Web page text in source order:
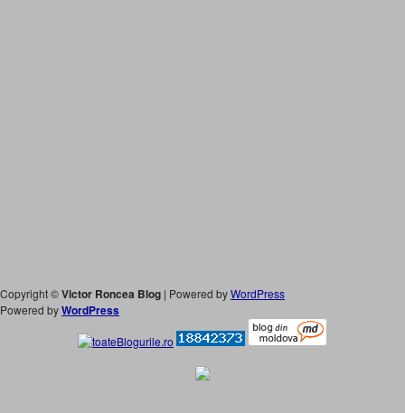
Copyright ©Victor Roncea Blog | Powered byWordPress
Powered byWordPress